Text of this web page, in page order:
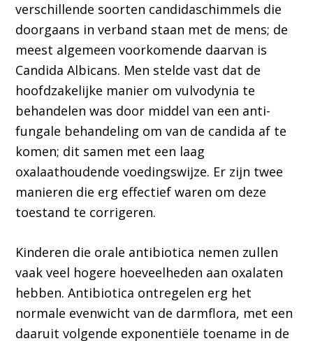
verschillende soorten candidaschimmels die
doorgaans in verband staan met de mens; de
meest algemeen voorkomende daarvan is
Candida Albicans. Men stelde vast dat de
hoofdzakelijke manier om vulvodynia te
behandelen was door middel van een anti-
fungale behandeling om van de candida af te
komen; dit samen met een laag
oxalaathoudende voedingswijze. Er zijn twee
manieren die erg effectief waren om deze
toestand te corrigeren.
Kinderen die orale antibiotica nemen zullen
vaak veel hogere hoeveelheden aan oxalaten
hebben. Antibiotica ontregelen erg het
normale evenwicht van de darmflora, met een
daaruit volgende exponentiële toename in de